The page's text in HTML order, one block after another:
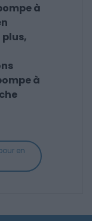
à
plus,
à
en